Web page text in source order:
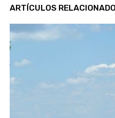
ARTÍCULOS